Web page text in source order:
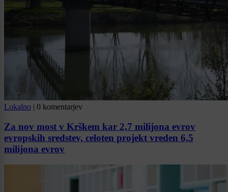
Lokalno | 0 komentarjev
Za nov most v Krškem kar 2,7 milijona evrov
evropskih sredstev, celoten projekt vreden 6,5
milijona evrov